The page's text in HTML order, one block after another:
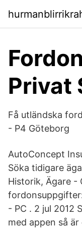
Privat
Få utländska
- P4 Göteborg
AutoConcept
Söka tidigare
Historik, Ägare -
- PC . 2 jul 2012
med appen så